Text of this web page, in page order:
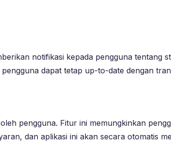
notifikasi kepada pengguna tentang
dapat tetap up-to-date dengan
pengguna. Fitur ini memungkinkan
dan aplikasi ini akan secara otomatis